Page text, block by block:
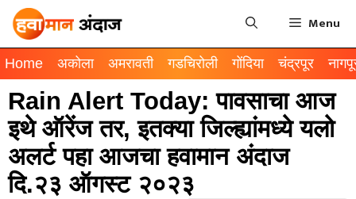
Menu
Home अकोला अमरावती गडचिरोली गोंदिया चंद्रपूर
Rain Alert Today: पावसाचा आज
इथे ऑरेंज तर, इतक्या जिल्ह्यांमध्ये यलो
अलर्ट पहा आजचा हवामान अंदाज
दि.२३ ऑगस्ट २०२३